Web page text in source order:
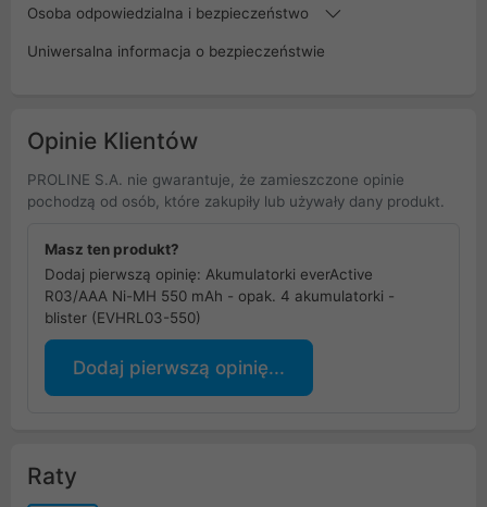
Osoba odpowiedzialna i bezpieczeństwo
Uniwersalna informacja o bezpieczeństwie
Opinie Klientów
PROLINE S.A. nie gwarantuje, że zamieszczone opinie
pochodzą od osób, które zakupiły lub używały dany produkt.
Masz ten produkt?
Dodaj pierwszą opinię: Akumulatorki everActive
R03/AAA Ni-MH 550 mAh - opak. 4 akumulatorki -
blister (EVHRL03-550)
Dodaj pierwszą opinię...
Raty